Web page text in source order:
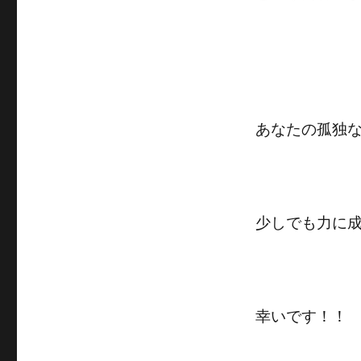
あなたの孤独
少しでも力に
幸いです！！